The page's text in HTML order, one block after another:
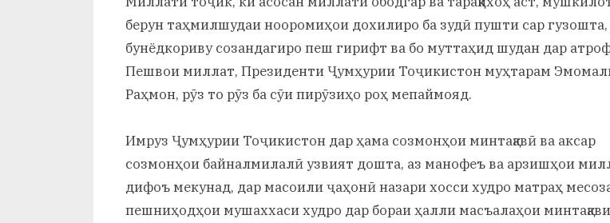
берун таҳмилшудаи нооромиҳои дохилиро ба зудӣ пушти сар
бунёдкориву созандагиро пеш гирифт ва бо муттаҳид шудан дар
Пешвои миллат, Президенти Ҷумҳурии Тоҷикистон муҳтарам
Раҳмон, рӯз то рӯз ба сӯи пирӯзиҳо роҳ мепаймояд.
Имруз Ҷумҳурии Тоҷикистон дар ҳама созмонҳои минтақавӣ ва аксар
созмонҳои байналмилалӣ узвият дошта, аз манофеъ ва арзишҳои
дифоъ мекунад, дар масоили ҷаҳонӣ назари хосси худро матраҳ
пешниҳодҳои мушаххаси худро дар бораи ҳалли масъалаҳои